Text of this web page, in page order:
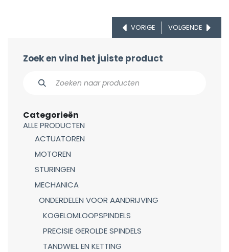
VORIGE VOLGENDE
Zoek en vind het juiste product
Categorieën
ALLE PRODUCTEN
ACTUATOREN
MOTOREN
STURINGEN
MECHANICA
ONDERDELEN VOOR AANDRIJVING
KOGELOMLOOPSPINDELS
PRECISIE GEROLDE SPINDELS
TANDWIEL EN KETTING